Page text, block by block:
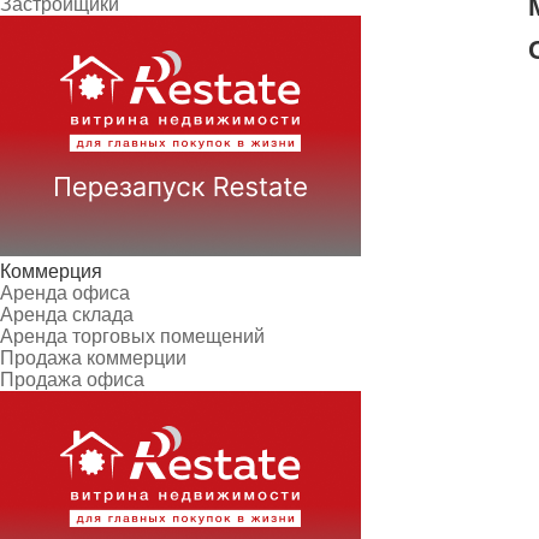
Застройщики
Коммерция
Аренда офиса
Аренда склада
Аренда торговых помещений
Продажа коммерции
Продажа офиса